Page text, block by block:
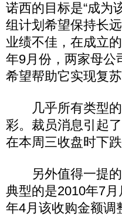
诺西的目标是“成为
组计划希望保持长
业绩不佳，在成立
年9月份，两家母公
希望帮助它实现复苏
几乎所有类型的
彩。裁员消息引起
在本周三收盘时下跌
另外值得一提的
典型的是2010年7
年4月该收购金额调